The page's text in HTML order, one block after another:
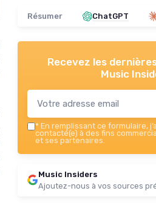
Résumer ChatGPT
Recevez les
Music
* En remplissant ce formulaire,
contacté(e) à des fins
et ses partenaires.
Music Insiders
Ajoutez-nous à vos sources